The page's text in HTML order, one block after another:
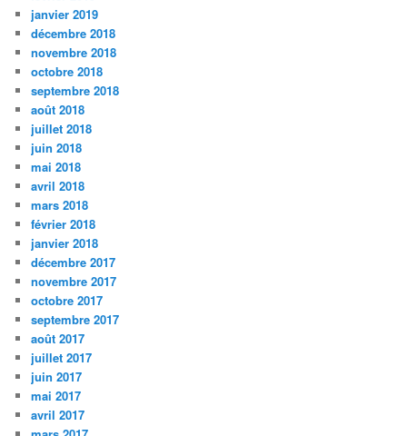
janvier 2019
décembre 2018
novembre 2018
octobre 2018
septembre 2018
août 2018
juillet 2018
juin 2018
mai 2018
avril 2018
mars 2018
février 2018
janvier 2018
décembre 2017
novembre 2017
octobre 2017
septembre 2017
août 2017
juillet 2017
juin 2017
mai 2017
avril 2017